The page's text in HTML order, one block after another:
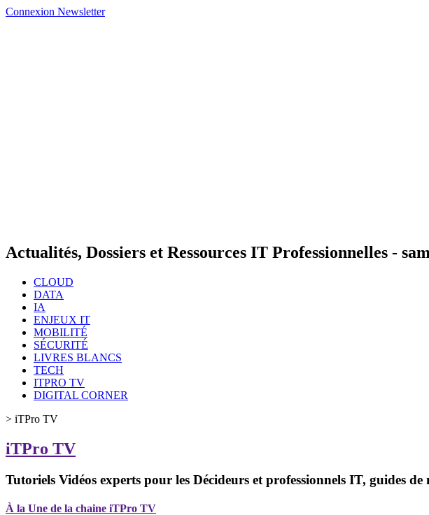
Connexion Newsletter
Actualités, Dossiers et Ressources IT Professionnelles -
CLOUD
DATA
IA
ENJEUX IT
MOBILITÉ
SÉCURITÉ
LIVRES BLANCS
TECH
ITPRO TV
DIGITAL CORNER
> iTPro TV
iTPro TV
Tutoriels Vidéos experts pour les Décideurs et professionnels IT, guides
À la Une de la chaine iTPro TV